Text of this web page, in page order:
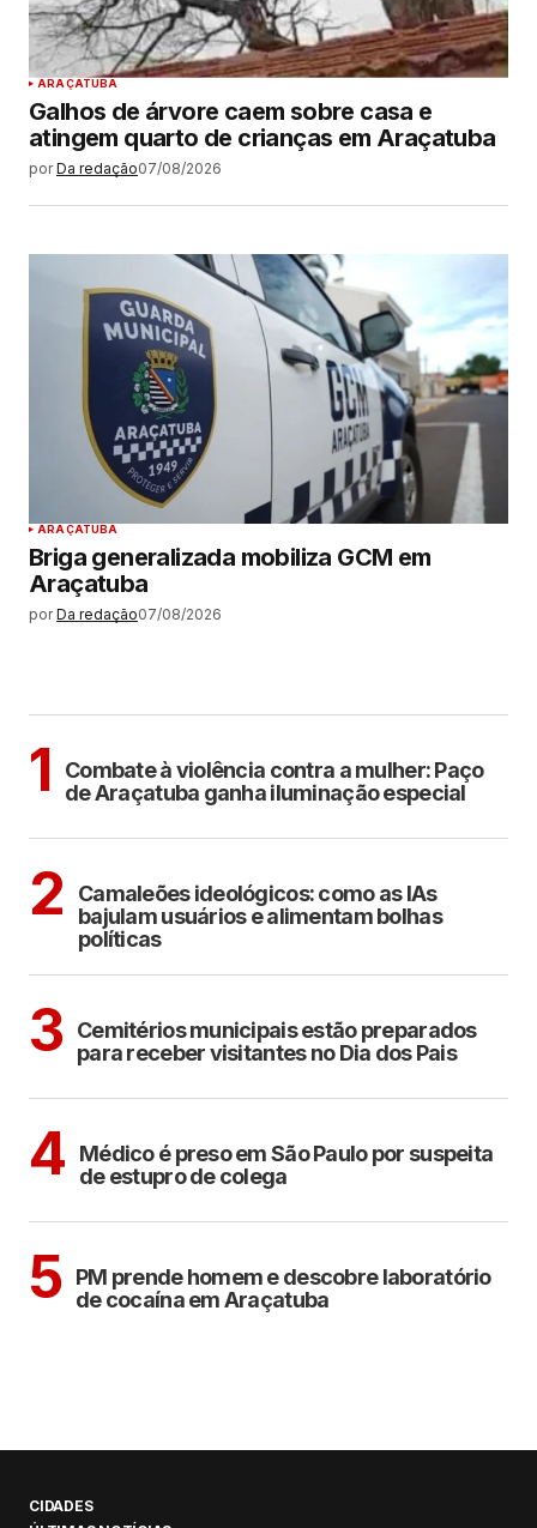
ARAÇATUBA
Galhos de árvore caem sobre casa e
atingem quarto de crianças em Araçatuba
por Da redação07/08/2026
ARAÇATUBA
Briga generalizada mobiliza GCM em
Araçatuba
por Da redação07/08/2026
1
Combate à violência contra a mulher: Paço
de Araçatuba ganha iluminação especial
2
Camaleões ideológicos: como as IAs
bajulam usuários e alimentam bolhas
políticas
3 Cemitérios municipais estão preparados
para receber visitantes no Dia dos Pais
4
Médico é preso em São Paulo por suspeita
de estupro de colega
5 PM prende homem e descobre laboratório
de cocaína em Araçatuba
CIDADES